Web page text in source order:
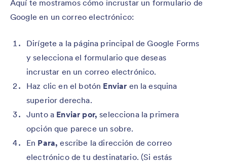
Aquí te mostramos cómo incrustar un formulario de
Google en un correo electrónico:
Dirígete a la página principal de Google Forms
y selecciona el formulario que deseas
incrustar en un correo electrónico.
Haz clic en el botón Enviar en la esquina
superior derecha.
Junto a Enviar por, selecciona la primera
opción que parece un sobre.
En Para, escribe la dirección de correo
electrónico de tu destinatario. (Si estás